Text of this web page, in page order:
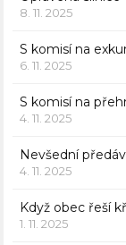
8. 11. 2025
S komisí na
6. 11. 2025
S komisí na
4. 11. 2025
Nevšední
4. 11. 2025
Když obec řeší
1. 11. 2025